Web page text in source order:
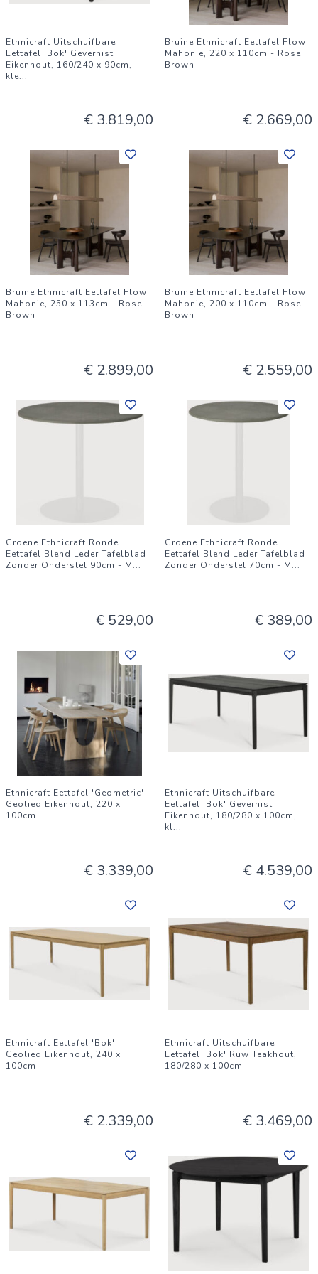
Ethnicraft Uitschuifbare
Eettafel 'Bok' Gevernist
Eikenhout, 160/240 x 90cm,
kle...
€ 3.819,00
Bruine Ethnicraft Eettafel Flow
Mahonie, 220 x 110cm - Rose
Brown
€ 2.669,00
Bruine Ethnicraft Eettafel Flow
Mahonie, 250 x 113cm - Rose
Brown
€ 2.899,00
Bruine Ethnicraft Eettafel Flow
Mahonie, 200 x 110cm - Rose
Brown
€ 2.559,00
Groene Ethnicraft Ronde
Eettafel Blend Leder Tafelblad
Zonder Onderstel 90cm - M...
€ 529,00
Groene Ethnicraft Ronde
Eettafel Blend Leder Tafelblad
Zonder Onderstel 70cm - M...
€ 389,00
Ethnicraft Eettafel 'Geometric'
Geolied Eikenhout, 220 x
100cm
€ 3.339,00
Ethnicraft Uitschuifbare
Eettafel 'Bok' Gevernist
Eikenhout, 180/280 x 100cm,
kl...
€ 4.539,00
Ethnicraft Eettafel 'Bok'
Geolied Eikenhout, 240 x
100cm
€ 2.339,00
Ethnicraft Uitschuifbare
Eettafel 'Bok' Ruw Teakhout,
180/280 x 100cm
€ 3.469,00